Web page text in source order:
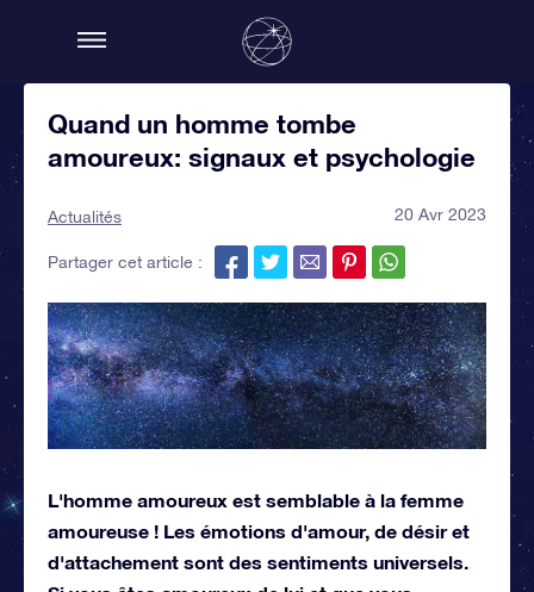
Quand un homme tombe
amoureux: signaux et psychologie
Actualités 20 Avr 2023
Partager cet article :
L'homme amoureux est semblable à la femme
amoureuse ! Les émotions d'amour, de désir et
d'attachement sont des sentiments universels.